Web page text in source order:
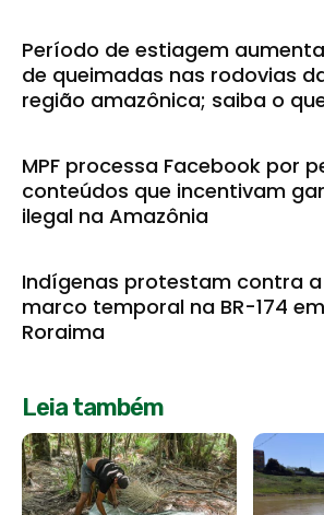
Período de estiagem
de queimadas nas rodovias
região amazônica; saiba o
MPF processa Facebook por
conteúdos que incentivam
ilegal na Amazônia
Indígenas protestam contra a
marco temporal na BR-174 em
Roraima
Leia também